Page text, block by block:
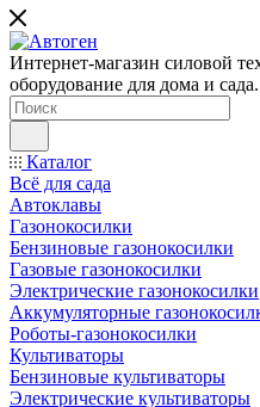
Интернет-магазин силовой
оборудование для дома и сада.
Каталог
Всё для сада
Автоклавы
Газонокосилки
Бензиновые газонокосилки
Газовые газонокосилки
Электрические газонокосилки
Аккумуляторные
Роботы-газонокосилки
Культиваторы
Бензиновые культиваторы
Электрические культиваторы